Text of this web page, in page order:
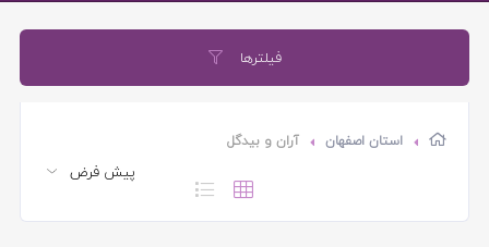
فیلترها
استان اصفهان آران و بیدگل